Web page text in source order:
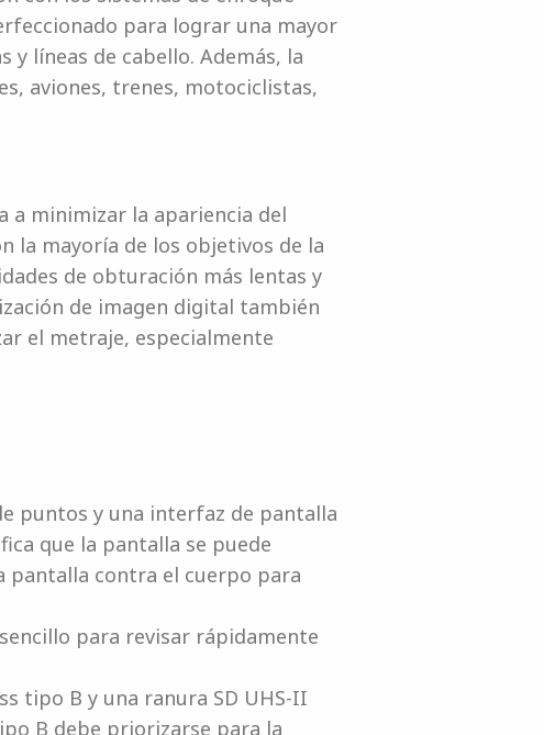
para lograr una mayor
líneas de cabello. Además, la
aviones, trenes, motociclistas,
a minimizar la apariencia del
la mayoría de los objetivos de la
de obturación más lentas y
de imagen digital también
el metraje, especialmente
puntos y una interfaz de pantalla
que la pantalla se puede
pantalla contra el cuerpo para
para revisar rápidamente
tipo B y una ranura SD UHS-II
B debe priorizarse para la